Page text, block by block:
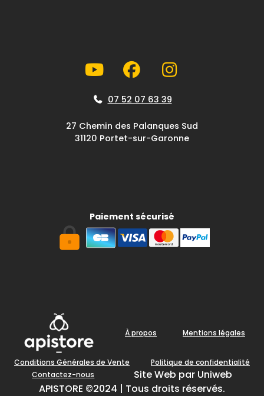
07 52 07 63 39
27 Chemin des Palanques Sud
31120 Portet-sur-Garonne
Paiement sécurisé
À propos Mentions légales
Conditions Générales de Vente
Politique de confidentialité
Contactez-nous
Site Web par Uniweb
APISTORE ©2024 | Tous droits réservés.